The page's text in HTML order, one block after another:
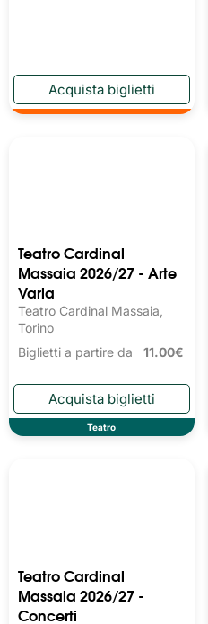
Teatro Cardinal
Massaia 2026/27 - Arte
Varia
Teatro Cardinal Massaia,
Torino
Biglietti a partire da 11.00€
Teatro
Teatro Cardinal
Massaia 2026/27 -
Concerti